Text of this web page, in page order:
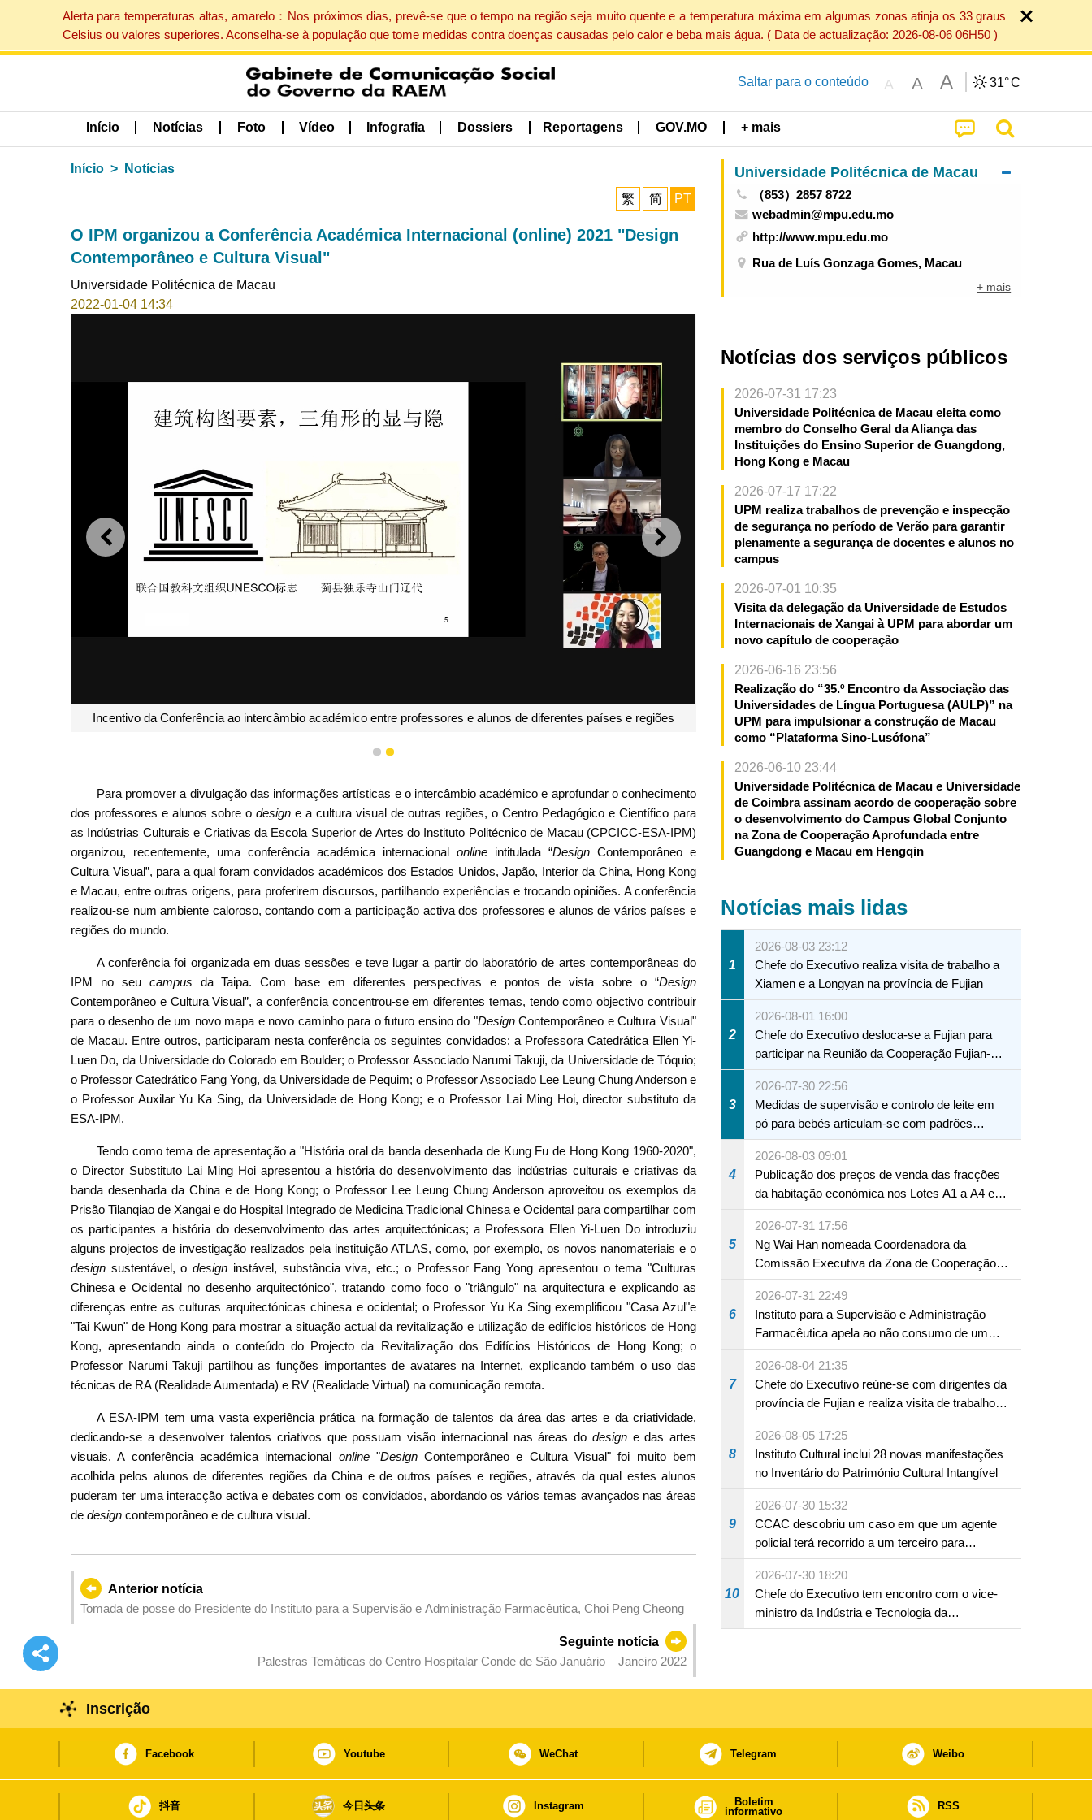
Alerta para temperaturas altas, amarelo：Nos próximos dias, prevê-se que o tempo na região seja muito quente e a temperatura máxima em algumas zonas atinja os 33 graus
Celsius ou valores superiores. Aconselha-se à população que tome medidas contra doenças causadas pelo calor e beba mais água. ( Data de actualização: 2026-08-06 06H50 )
Saltar para o conteúdo A A A 31°C
Início Notícias Foto Vídeo Infografia Dossiers Reportagens GOV.MO + mais
Início Notícias
繁 简 PT
O IPM organizou a Conferência Académica Internacional (online) 2021 "Design
Contemporâneo e Cultura Visual"
Universidade Politécnica de Macau
2022-01-04 14:34
ANTERIOR SEGUINTE
Incentivo da Conferência ao intercâmbio académico entre professores e alunos de diferentes países e regiões
1 2
Para promover a divulgação das informações artísticas e o intercâmbio académico e aprofundar o conhecimento
dos professores e alunos sobre o design e a cultura visual de outras regiões, o Centro Pedagógico e Científico para
as Indústrias Culturais e Criativas da Escola Superior de Artes do Instituto Politécnico de Macau (CPCICC-ESA-IPM)
organizou, recentemente, uma conferência académica internacional online intitulada “Design Contemporâneo e
Cultura Visual”, para a qual foram convidados académicos dos Estados Unidos, Japão, Interior da China, Hong Kong
e Macau, entre outras origens, para proferirem discursos, partilhando experiências e trocando opiniões. A conferência
realizou-se num ambiente caloroso, contando com a participação activa dos professores e alunos de vários países e
regiões do mundo.
A conferência foi organizada em duas sessões e teve lugar a partir do laboratório de artes contemporâneas do
IPM no seu campus da Taipa. Com base em diferentes perspectivas e pontos de vista sobre o “Design
Contemporâneo e Cultura Visual”, a conferência concentrou-se em diferentes temas, tendo como objectivo contribuir
para o desenho de um novo mapa e novo caminho para o futuro ensino do "DesignContemporâneo e Cultura Visual"
de Macau. Entre outros, participaram nesta conferência os seguintes convidados: a Professora Catedrática Ellen Yi-
Luen Do, da Universidade do Colorado em Boulder; o Professor Associado Narumi Takuji, da Universidade de Tóquio;
o Professor Catedrático Fang Yong, da Universidade de Pequim; o Professor Associado Lee Leung Chung Anderson e
o Professor Auxilar Yu Ka Sing, da Universidade de Hong Kong; e o Professor Lai Ming Hoi, director substituto da
ESA-IPM.
Tendo como tema de apresentação a "História oral da banda desenhada de Kung Fu de Hong Kong 1960-2020",
o Director Substituto Lai Ming Hoi apresentou a história do desenvolvimento das indústrias culturais e criativas da
banda desenhada da China e de Hong Kong; o Professor Lee Leung Chung Anderson aproveitou os exemplos da
Prisão Tilanqiao de Xangai e do Hospital Integrado de Medicina Tradicional Chinesa e Ocidental para compartilhar com
os participantes a história do desenvolvimento das artes arquitectónicas; a Professora Ellen Yi-Luen Do introduziu
alguns projectos de investigação realizados pela instituição ATLAS, como, por exemplo, os novos nanomateriais e o
design sustentável, odesign instável, substância viva, etc.; o Professor Fang Yong apresentou o tema "Culturas
Chinesa e Ocidental no desenho arquitectónico", tratando como foco o "triângulo" na arquitectura e explicando as
diferenças entre as culturas arquitectónicas chinesa e ocidental; o Professor Yu Ka Sing exemplificou "Casa Azul"e
"Tai Kwun" de Hong Kong para mostrar a situação actual da revitalização e utilização de edifícios históricos de Hong
Kong, apresentando ainda o conteúdo do Projecto da Revitalização dos Edifícios Históricos de Hong Kong; o
Professor Narumi Takuji partilhou as funções importantes de avatares na Internet, explicando também o uso das
técnicas de RA (Realidade Aumentada) e RV (Realidade Virtual) na comunicação remota.
A ESA-IPM tem uma vasta experiência prática na formação de talentos da área das artes e da criatividade,
dedicando-se a desenvolver talentos criativos que possuam visão internacional nas áreas do designe das artes
visuais. A conferência académica internacional online"DesignContemporâneo e Cultura Visual" foi muito bem
acolhida pelos alunos de diferentes regiões da China e de outros países e regiões, através da qual estes alunos
puderam ter uma interacção activa e debates com os convidados, abordando os vários temas avançados nas áreas
de design contemporâneo e de cultura visual.
Anterior notícia
Tomada de posse do Presidente do Instituto para a Supervisão e Administração Farmacêutica, Choi Peng Cheong
Seguinte notícia
Palestras Temáticas do Centro Hospitalar Conde de São Januário – Janeiro 2022
Universidade Politécnica de Macau
（853）2857 8722
webadmin@mpu.edu.mo
http://www.mpu.edu.mo
Rua de Luís Gonzaga Gomes, Macau
+ mais
Notícias dos serviços públicos
2026-07-31 17:23
Universidade Politécnica de Macau eleita como
membro do Conselho Geral da Aliança das
Instituições do Ensino Superior de Guangdong,
Hong Kong e Macau
2026-07-17 17:22
UPM realiza trabalhos de prevenção e inspecção
de segurança no período de Verão para garantir
plenamente a segurança de docentes e alunos no
campus
2026-07-01 10:35
Visita da delegação da Universidade de Estudos
Internacionais de Xangai à UPM para abordar um
novo capítulo de cooperação
2026-06-16 23:56
Realização do “35.º Encontro da Associação das
Universidades de Língua Portuguesa (AULP)” na
UPM para impulsionar a construção de Macau
como “Plataforma Sino-Lusófona”
2026-06-10 23:44
Universidade Politécnica de Macau e Universidade
de Coimbra assinam acordo de cooperação sobre
o desenvolvimento do Campus Global Conjunto
na Zona de Cooperação Aprofundada entre
Guangdong e Macau em Hengqin
Notícias mais lidas
1
2026-08-03 23:12
Chefe do Executivo realiza visita de trabalho a
Xiamen e a Longyan na província de Fujian
2
2026-08-01 16:00
Chefe do Executivo desloca-se a Fujian para
participar na Reunião da Cooperação Fujian-
Macau
3
2026-07-30 22:56
Medidas de supervisão e controlo de leite em
pó para bebés articulam-se com padrões
internacionais Serviços interdepartamentais
envidam esforços para assegurar a saúde dos
bebés e crianças, assim como a segurança
alimentar
4
2026-08-03 09:01
Publicação dos preços de venda das fracções
da habitação económica nos Lotes A1 a A4 e
A12 da Zona A dos Novos Aterros
5
2026-07-31 17:56
Ng Wai Han nomeada Coordenadora da
Comissão Executiva da Zona de Cooperação
Aprofundada entre Guangdong e Macau em
Hengqin
6
2026-07-31 22:49
Instituto para a Supervisão e Administração
Farmacêutica apela ao não consumo de um
produto com substâncias medicamentosas
ocidentais
7
2026-08-04 21:35
Chefe do Executivo reúne-se com dirigentes da
província de Fujian e realiza visita de trabalho
em Fuzhou
8
2026-08-05 17:25
Instituto Cultural inclui 28 novas manifestações
no Inventário do Património Cultural Intangível
9
2026-07-30 15:32
CCAC descobriu um caso em que um agente
policial terá recorrido a um terceiro para
assumir por si a culpa na sequência de uma
infracção rodoviária
10
2026-07-30 18:20
Chefe do Executivo tem encontro com o vice-
ministro da Indústria e Tecnologia da
Informação
Inscrição
Facebook Youtube WeChat Telegram Weibo
抖音 今日头条 Instagram
Boletim
informativo
RSS